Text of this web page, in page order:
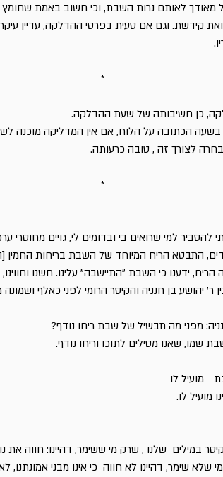
מאודך לאותם נרות השבת, וכי חשוב באמת
קידשת. וגם אם טעית בפרטי ההדלקה, עדיין עיקר
*
כן חשיבותה של שעת ההדלקה.
בשעה הכתובה על הלוח, אם אין המדליקה מוכנה
לצורך זה , טובה כרעותה.
*
להסביר למי שרואים בי ובדומים לי, גויים
התבטא הריח המיוחד של השבת בריחות
ידענו כי השבת "התיישבה" עלינו. חשנו וחווינו,
ר' יהושע בן חנניה והקיסר הרומי לפני כאלף
מפני מה תבשיל של שבת ריחו נודף?
שמו, שאנו מטילים לתוכו וריחו נודף.
- מועיל לו
מועיל לו.
במילים שלנו , שרק מי ששימר, דהיינו: חווה
שלא שימר, דהיינו לא חווה כי אינו מבני אמונתנו,